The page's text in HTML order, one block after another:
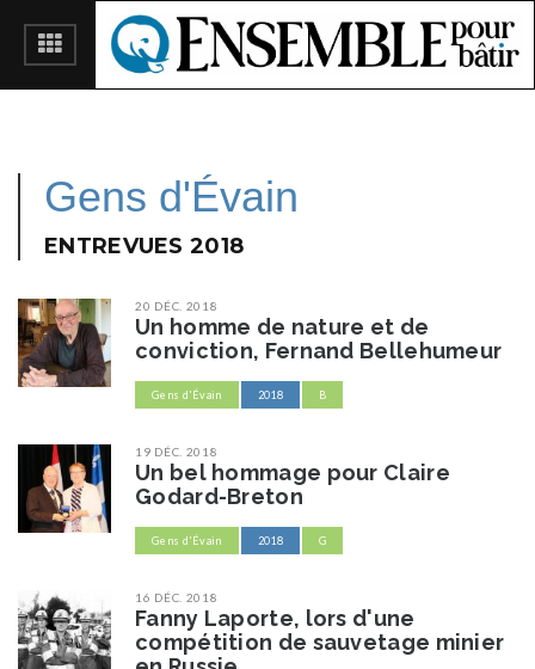
Gens d'Évain
ENTREVUES 2018
20 DÉC. 2018
Un homme de nature et de
conviction, Fernand Bellehumeur
Gens d'Évain 2018 B
19 DÉC. 2018
Un bel hommage pour Claire
Godard-Breton
Gens d'Évain 2018 G
16 DÉC. 2018
Fanny Laporte, lors d'une
compétition de sauvetage minier